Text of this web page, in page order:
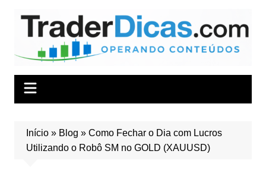
conteúdo
Início» Blog » Como Fechar o Dia com Lucros
Utilizando o Robô SM no GOLD (XAUUSD)